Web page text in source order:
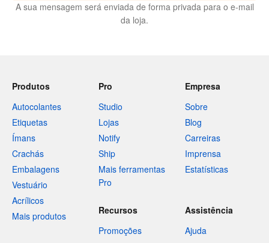
A sua mensagem será enviada de forma privada para o e-mail
da loja.
Produtos
Autocolantes
Etiquetas
Ímans
Crachás
Embalagens
Vestuário
Acrílicos
Mais produtos
Pro
Studio
Lojas
Notify
Ship
Mais ferramentas
Pro
Empresa
Sobre
Blog
Carreiras
Imprensa
Estatísticas
Recursos
Promoções
Assistência
Ajuda